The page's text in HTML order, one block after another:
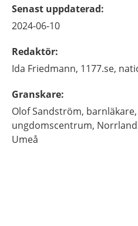
Senast uppdaterad:
2024-06-10
Redaktör:
Ida Friedmann, 1177.se,
Granskare:
OlofSandström, barnläkare,
ungdomscentrum,
Umeå